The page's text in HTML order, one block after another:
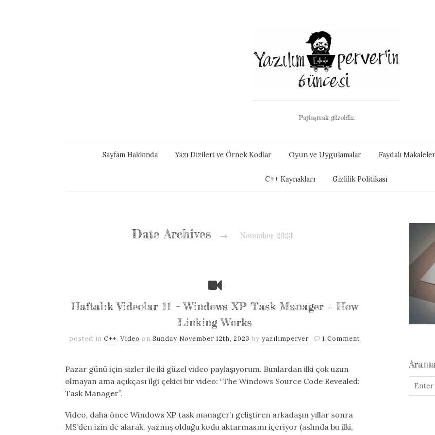
Paylaşmak güzeldir.
Sayfam Hakkında Yazı Dizileri ve Örnek Kodlar Oyun ve Uygulamalar Faydalı Makaleler
C++ Kaynakları Gizlilik Politikası
Date Archives → November 2023
Haftalık Videolar 11 – Windows XP Task Manager + How
Linking Works
posted in C++, Video on Sunday November 12th, 2023 by yazılımperver 1 Comment
Pazar günü için sizler ile iki güzel video paylaşıyorum. Bunlardan ilki çok uzun
olmayan ama açıkçası ilgi çekici bir video: “The Windows Source Code Revealed:
Task Manager”.
Video, daha önce Windows XP task manager’ı geliştiren arkadaşın yıllar sonra
MS’den izin de alarak, yazmış olduğu kodu aktarmasını içeriyor (aslında bu ilki,